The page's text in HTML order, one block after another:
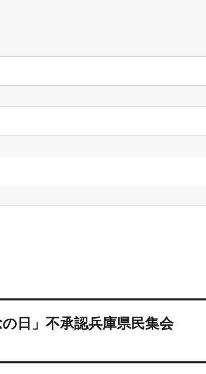
日」不承認兵庫県民集会